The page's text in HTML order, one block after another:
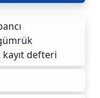
defteri